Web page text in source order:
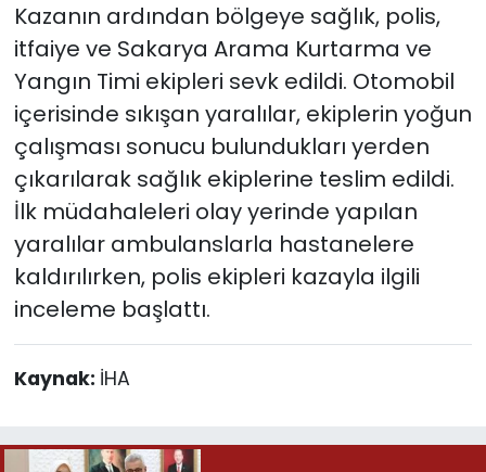
Kazanın ardından bölgeye sağlık, polis,
itfaiye ve Sakarya Arama Kurtarma ve
Yangın Timi ekipleri sevk edildi. Otomobil
içerisinde sıkışan yaralılar, ekiplerin yoğun
çalışması sonucu bulundukları yerden
çıkarılarak sağlık ekiplerine teslim edildi.
İlk müdahaleleri olay yerinde yapılan
yaralılar ambulanslarla hastanelere
kaldırılırken, polis ekipleri kazayla ilgili
inceleme başlattı.
Kaynak: İHA